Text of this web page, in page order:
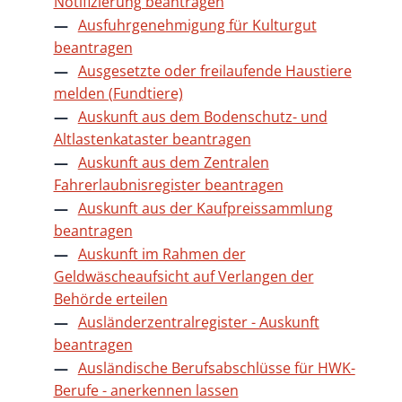
Ausfuhrgenehmigung für Kulturgut
beantragen
Ausgesetzte oder freilaufende Haustiere
melden (Fundtiere)
Auskunft aus dem Bodenschutz- und
Altlastenkataster beantragen
Auskunft aus dem Zentralen
Fahrerlaubnisregister beantragen
Auskunft aus der Kaufpreissammlung
beantragen
Auskunft im Rahmen der
Geldwäscheaufsicht auf Verlangen der
Behörde erteilen
Ausländerzentralregister - Auskunft
beantragen
Ausländische Berufsabschlüsse für HWK-
Berufe - anerkennen lassen